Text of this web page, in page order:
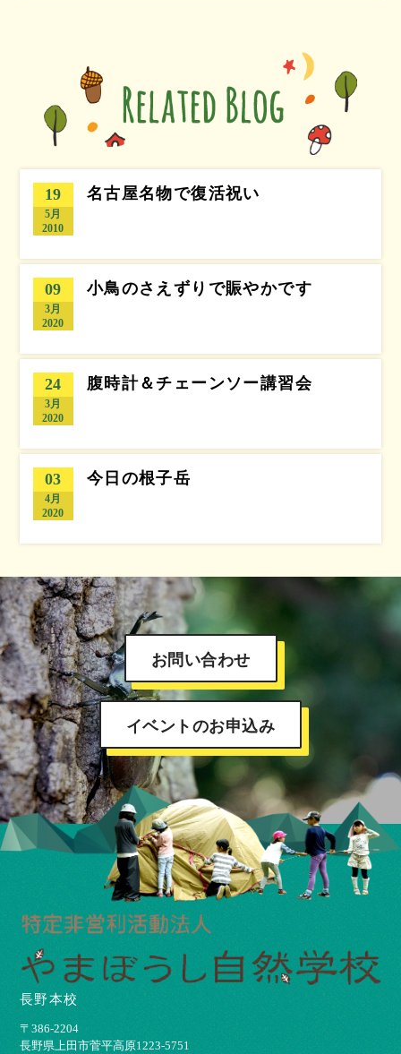
19
5月
2010
名古屋名物で復活祝い
09
3月
2020
小鳥のさえずりで賑やかです
24
3月
2020
腹時計＆チェーンソー講習会
03
4月
2020
今日の根子岳
お問い合わせ
イベントのお申込み
長野本校
〒386-2204
⻑野県上⽥市菅平⾼原1223-5751